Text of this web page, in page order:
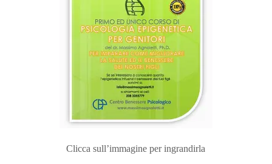
Clicca sull’immagine per ingrandirla